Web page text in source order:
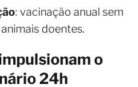
: vacinação anual sem
doentes.
o
24h